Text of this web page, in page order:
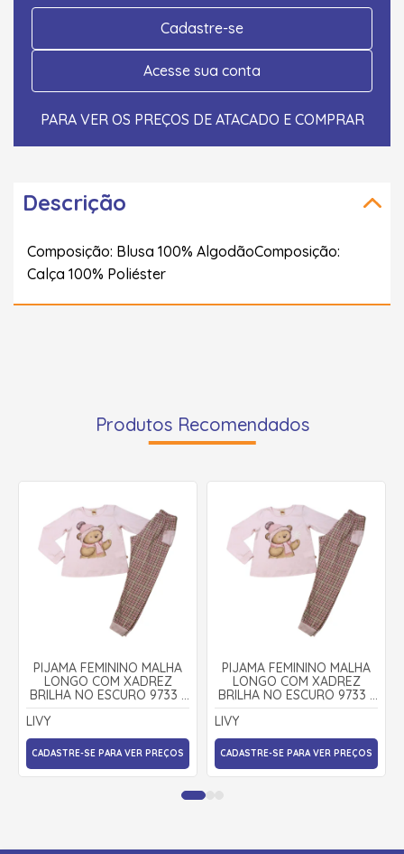
Cadastre-se
Acesse sua conta
PARA VER OS PREÇOS DE ATACADO E COMPRAR
Descrição
Composição: Blusa 100% AlgodãoComposição:
Calça 100% Poliéster
Produtos Recomendados
PIJAMA FEMININO MALHA
LONGO COM XADREZ
BRILHA NO ESCURO 9733 -
LIVY
LIVY
CADASTRE-SE PARA VER PREÇOS
PIJAMA FEMININO MALHA
LONGO COM XADREZ
BRILHA NO ESCURO 9733 -
LIVY
LIVY
CADASTRE-SE PARA VER PREÇOS